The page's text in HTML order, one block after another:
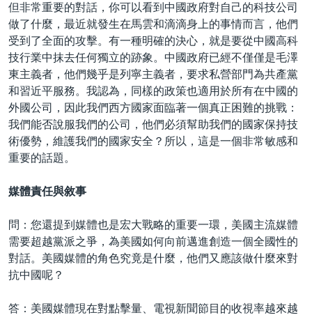
但非常重要的對話，你可以看到中國政府對自己的科技公司
做了什麼，最近就發生在馬雲和滴滴身上的事情而言，他們
受到了全面的攻擊。有一種明確的決心，就是要從中國高科
技行業中抹去任何獨立的跡象。中國政府已經不僅僅是毛澤
東主義者，他們幾乎是列寧主義者，要求私營部門為共產黨
和習近平服務。我認為，同樣的政策也適用於所有在中國的
外國公司，因此我們西方國家面臨著一個真正困難的挑戰：
我們能否說服我們的公司，他們必須幫助我們的國家保持技
術優勢，維護我們的國家安全？所以，這是一個非常敏感和
重要的話題。
媒體責任與敘事
問：您還提到媒體也是宏大戰略的重要一環，美國主流媒體
需要超越黨派之爭，為美國如何向前邁進創造一個全國性的
對話。美國媒體的角色究竟是什麼，他們又應該做什麼來對
抗中國呢？
答：美國媒體現在對點擊量、電視新聞節目的收視率越來越